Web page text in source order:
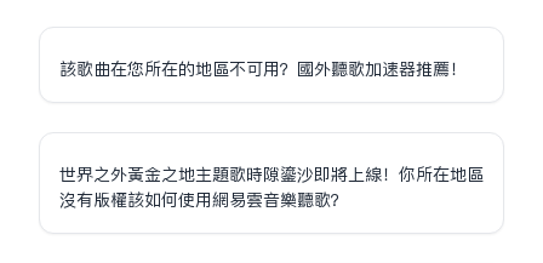
該歌曲在您所在的地區不可用？國外聽歌加速器推薦！
世界之外黃金之地主題歌時隙鎏沙即將上線！你所在地區
沒有版權該如何使用網易雲音樂聽歌？